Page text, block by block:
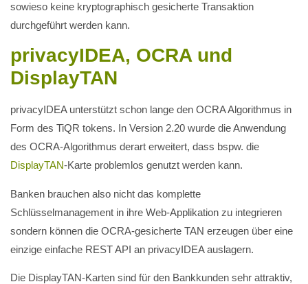
sowieso keine kryptographisch gesicherte Transaktion
durchgeführt werden kann.
privacyIDEA, OCRA und
DisplayTAN
privacyIDEA unterstützt schon lange den OCRA Algorithmus in
Form des TiQR tokens. In Version 2.20 wurde die Anwendung
des OCRA-Algorithmus derart erweitert, dass bspw. die
DisplayTAN-Karte problemlos genutzt werden kann.
Banken brauchen also nicht das komplette
Schlüsselmanagement in ihre Web-Applikation zu integrieren
sondern können die OCRA-gesicherte TAN erzeugen über eine
einzige einfache REST API an privacyIDEA auslagern.
Die DisplayTAN-Karten sind für den Bankkunden sehr attraktiv,